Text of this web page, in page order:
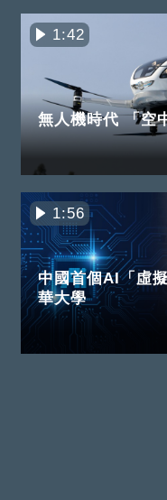
1:42
無人機時代 「空
1:56
中國首個AI「虛
華大學